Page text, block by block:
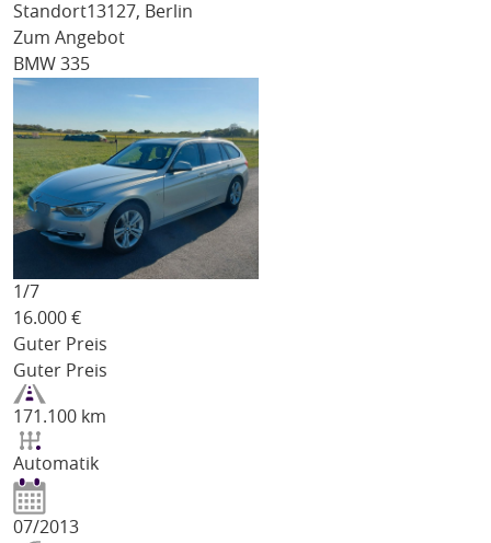
Standort13127, Berlin
Zum Angebot
BMW 335
1/7
16.000 €
Guter Preis
Guter Preis
171.100 km
Automatik
07/2013